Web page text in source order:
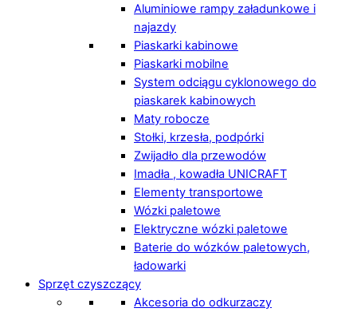
Aluminiowe rampy załadunkowe i
najazdy
Piaskarki kabinowe
Piaskarki mobilne
System odciągu cyklonowego do
piaskarek kabinowych
Maty robocze
Stołki, krzesła, podpórki
Zwijadło dla przewodów
Imadła , kowadła UNICRAFT
Elementy transportowe
Wózki paletowe
Elektryczne wózki paletowe
Baterie do wózków paletowych,
ładowarki
Sprzęt czyszczący
Akcesoria do odkurzaczy